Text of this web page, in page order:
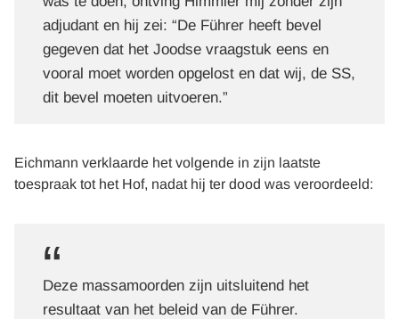
adjudant en hij zei: “De Führer heeft bevel
gegeven dat het Joodse vraagstuk eens en
vooral moet worden opgelost en dat wij, de SS,
dit bevel moeten uitvoeren.”
Eichmann verklaarde het volgende in zijn laatste
toespraak tot het Hof, nadat hij ter dood was veroordeeld:
Deze massamoorden zijn uitsluitend het
resultaat van het beleid van de Führer.